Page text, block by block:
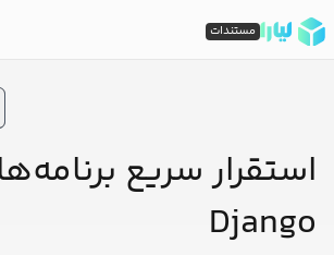
استقرار سریع
Django
مستندات